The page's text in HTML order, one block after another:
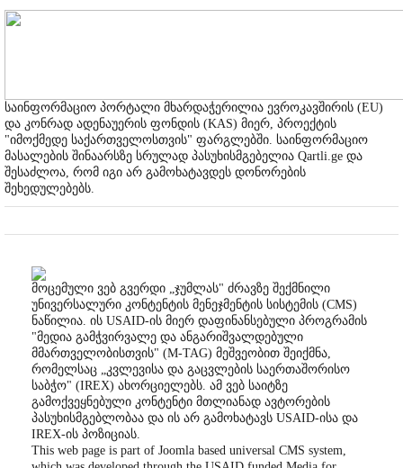
საინფორმაციო პორტალი მხარდაჭერილია ევროკავშირის (EU)
და კონრად ადენაუერის ფონდის (KAS) მიერ, პროექტის
"იმოქმედე საქართველოსთვის" ფარგლებში. საინფორმაციო
მასალების შინაარსზე სრულად პასუხისმგებელია Qartli.ge და
შესაძლოა, რომ იგი არ გამოხატავდეს დონორების
შეხედულებებს.
მოცემული ვებ გვერდი „ჯუმლას" ძრავზე შექმნილი
უნივერსალური კონტენტის მენეჯმენტის სისტემის (CMS)
ნაწილია. ის USAID-ის მიერ დაფინანსებული პროგრამის
"მედია გამჭვირვალე და ანგარიშვალდებული
მმართველობისთვის" (M-TAG) მეშვეობით შეიქმნა,
რომელსაც „კვლევისა და გაცვლების საერთაშორისო
საბჭო" (IREX) ახორციელებს. ამ ვებ საიტზე
გამოქვეყნებული კონტენტი მთლიანად ავტორების
პასუხისმგებლობაა და ის არ გამოხატავს USAID-ისა და
IREX-ის პოზიციას.
This web page is part of Joomla based universal CMS system,